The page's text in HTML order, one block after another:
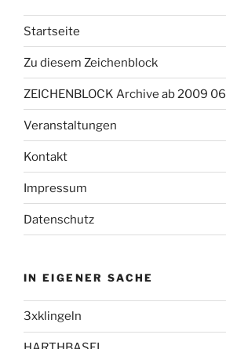
Startseite
Zu diesem Zeichenblock
ZEICHENBLOCK Archive ab 2009 06
Veranstaltungen
Kontakt
Impressum
Datenschutz
IN EIGENER SACHE
3xklingeln